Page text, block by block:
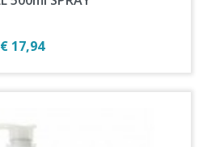
Prijs
€ 17,94